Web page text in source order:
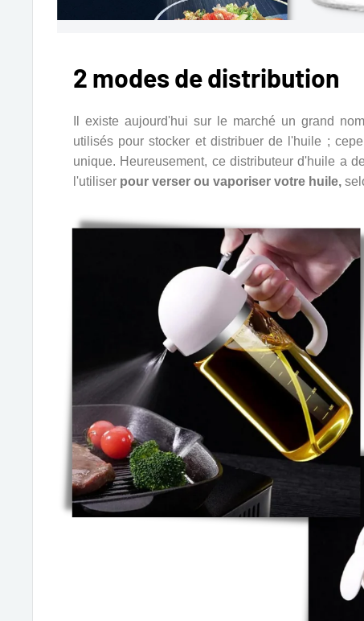
2 modes de distribution
Il existe aujourd'hui sur le marché un grand
utilisés pour stocker et distribuer de l'huile ;
unique. Heureusement, ce distributeur d'huile a
l'utiliser pour verser ou vaporiser votre huile,